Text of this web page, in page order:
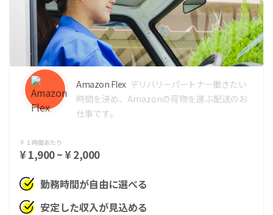
Amazon Flex デリバリーパートナー働きたい
時間を決め、Amazonの荷物を運ぶ配送のお
仕事です。
１時間あたり
¥ 1,900 ~ ¥ 2,000
勤務時間が自由に選べる
安定した収入が見込める